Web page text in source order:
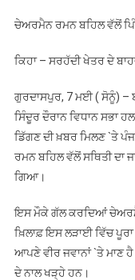
ਰਮਨ
ਵੱਲੋਂ
ਪੰਧੇਰ
ਦਾ
ਦੌਰਾ
ਚੇਅਰਮੈਨ ਰਮਨ ਬਹਿਲ ਵੱਲੋਂ
ਕਿਹਾ – ਸਰਹੱਦੀ ਖੇਤਰ ਦੇ
ਗੁਰਦਾਸਪੁਰ, 7 ਮਈ ( ਸੋਨੂੰ) –
ਸਿੰਦੂਰ ਦੌਰਾਨ ਵਿਧਾਨ ਸਭਾ
ਡਿੱਗਣ ਦੀ ਖ਼ਬਰ ਮਿਲਣ `ਤੇ
ਰਮਨ ਬਹਿਲ ਵੱਲੋਂ ਸਥਿਤੀ ਦਾ
ਗਿਆ।
ਇਸ ਮੌਕੇ ਗੱਲ ਕਰਦਿਆਂ
ਖ਼ਿਲਾਫ਼ ਇਸ ਲੜਾਈ ਵਿੱਚ
ਆਪਣੇ ਵੀਰ ਜਵਾਨਾਂ `ਤੇ ਮਾਣ
ਦੇ ਨਾਲ ਖੜ੍ਹੇ ਹਨ।